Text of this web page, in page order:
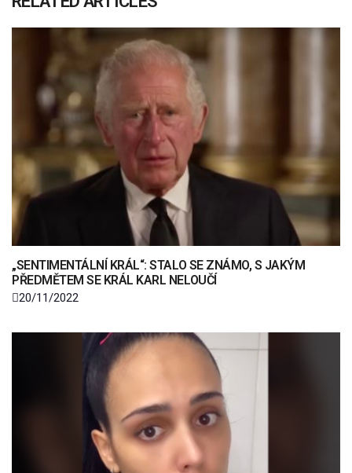
„SENTIMENTÁLNÍ KRÁL“: STALO SE ZNÁMO, S JAKÝM
PŘEDMĚTEM SE KRÁL KARL NELOUČÍ
20/11/2022